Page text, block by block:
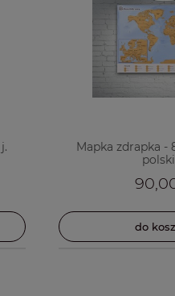
Mapka zdrapka -
do